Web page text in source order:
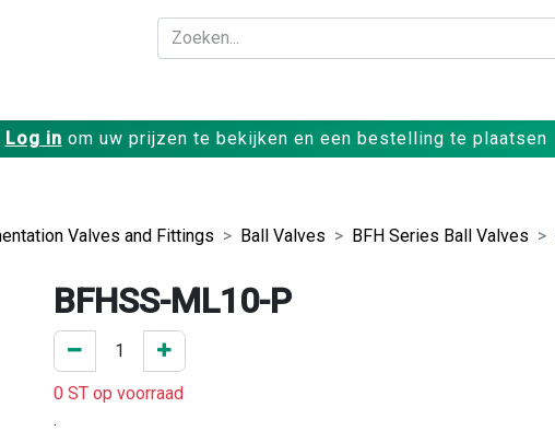
Log in om uw prijzen te bekijken en een bestelling te plaatsen
Valves and Fittings Ball Valves BFH Series Ball Valves
BFHSS-ML10-P
0 ST op voorraad
.